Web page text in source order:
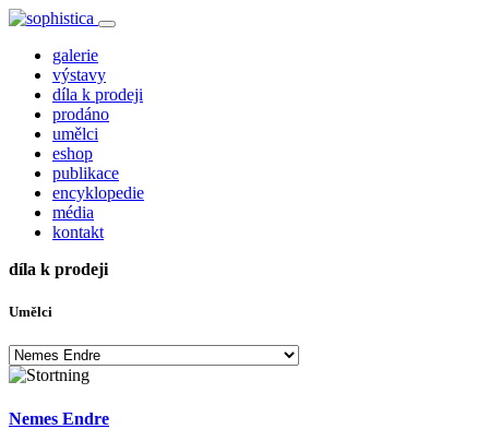
galerie
výstavy
díla k prodeji
prodáno
umělci
eshop
publikace
encyklopedie
média
kontakt
díla k prodeji
Umělci
Nemes Endre